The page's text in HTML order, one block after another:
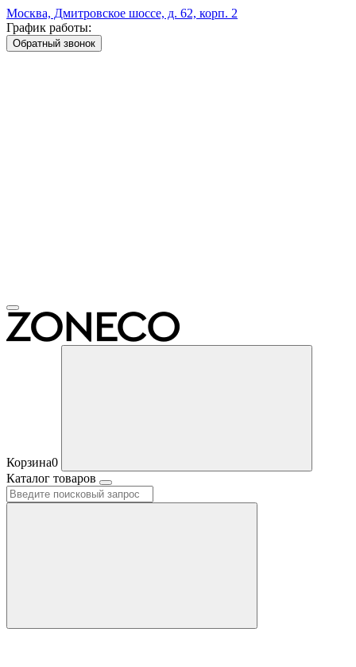
Москва, Дмитровское шоссе, д. 62, корп. 2
График работы:
Обратный звонок
Корзина0
Каталог товаров